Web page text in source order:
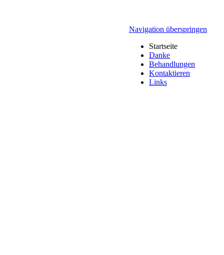
Navigation überspringen
Startseite
Danke
Behandlungen
Kontaktieren
Links